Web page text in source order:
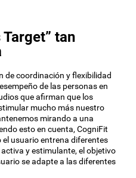
tan
de coordinación y flexibilidad
de las personas en
que afirman que los
mucho más nuestro
mirando a una
esto en cuenta, CogniFit
el usuario entrena diferentes
y estimulante, el objetivo
se adapte a las diferentes